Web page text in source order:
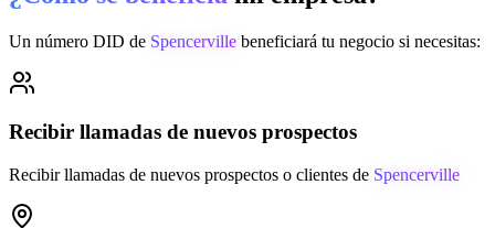
Un número DID de Spencerville beneficiará tu negocio si necesitas:
Recibir llamadas de nuevos prospectos
Recibir llamadas de nuevos prospectos o clientes de Spencerville